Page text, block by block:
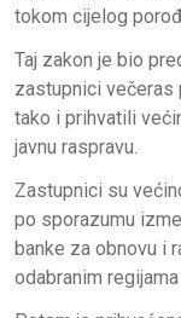
tokom cijelog
Taj zakon je bio
zastupnici večeras
tako i prihvatili
javnu raspravu.
Zastupnici su
po sporazumu
banke za obnovu i
odabranim